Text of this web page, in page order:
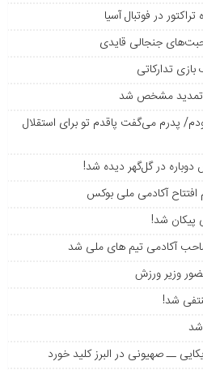
در فوتبال آسیا
جنجالی قایدی
تدارکاتی
پدرم می‌گفت پاقدم تو برای استقلال
در گل‌گهر دیده شد!
آکادمی ملی بوکس
پیکان شد!
وزیر ورزش
شد!
ــ صهیونی در البرز کلید خورد